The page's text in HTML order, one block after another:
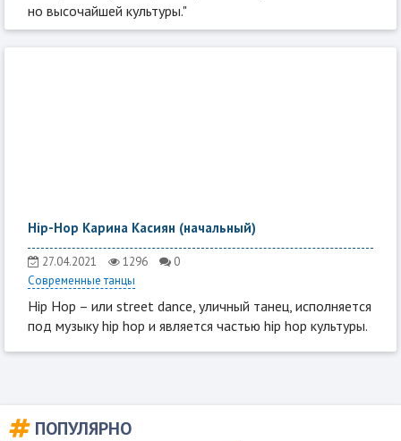
ПОПУЛЯРНО
но высочайшей культуры."
Hip-Hop Карина Касиян (начальный)
27.04.2021 1296
0
Современные танцы
Hip Hop – или street dance, уличный танец, исполняется
под музыку hip hop и является частью hip hop культуры.